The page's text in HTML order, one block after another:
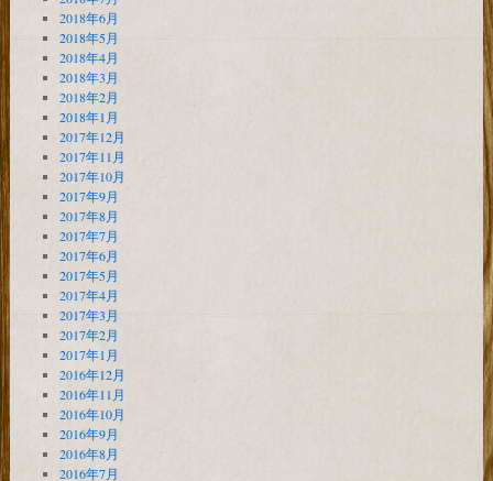
2018年6月
2018年5月
2018年4月
2018年3月
2018年2月
2018年1月
2017年12月
2017年11月
2017年10月
2017年9月
2017年8月
2017年7月
2017年6月
2017年5月
2017年4月
2017年3月
2017年2月
2017年1月
2016年12月
2016年11月
2016年10月
2016年9月
2016年8月
2016年7月